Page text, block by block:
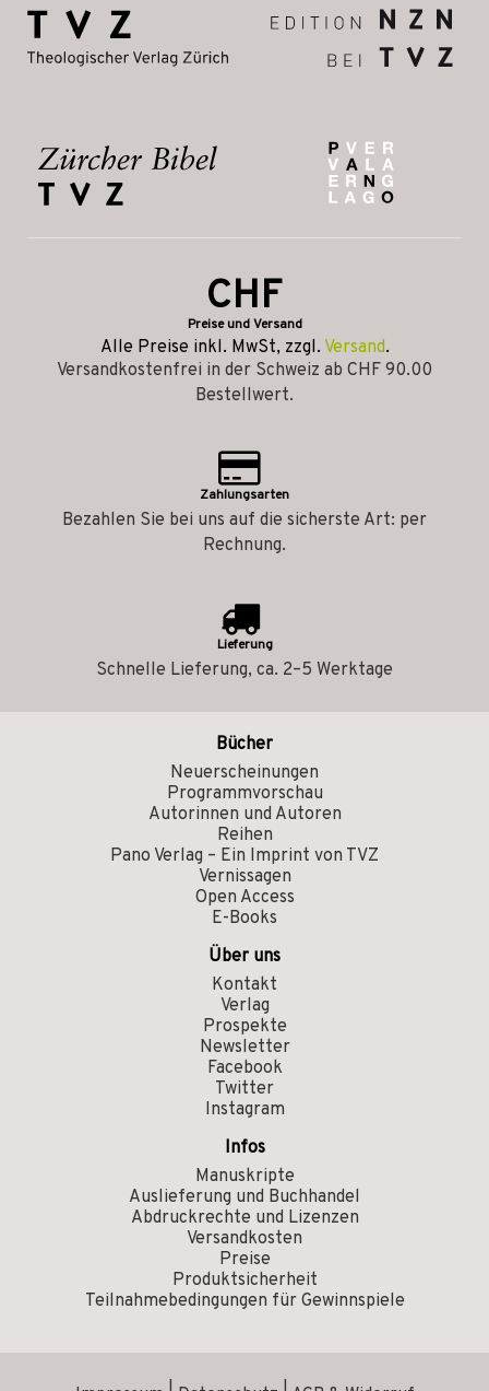
CHF
Preise und Versand
Alle Preise inkl. MwSt, zzgl. Versand.
Versandkostenfrei in der Schweiz ab CHF 90.00
Bestellwert.
Zahlungsarten
Bezahlen Sie bei uns auf die sicherste Art: per
Rechnung.
Lieferung
Schnelle Lieferung, ca. 2–5 Werktage
Bücher
Neuerscheinungen
Programmvorschau
Autorinnen und Autoren
Reihen
Pano Verlag – Ein Imprint von TVZ
Vernissagen
Open Access
E-Books
Über uns
Kontakt
Verlag
Prospekte
Newsletter
Facebook
Twitter
Instagram
Infos
Manuskripte
Auslieferung und Buchhandel
Abdruckrechte und Lizenzen
Versandkosten
Preise
Produktsicherheit
Teilnahmebedingungen für Gewinnspiele